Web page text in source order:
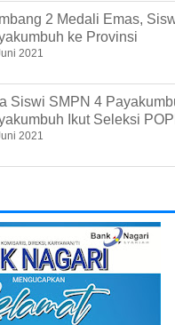
2 Medali Emas,
ke Provinsi
2021
Siswi SMPN 4
Ikut Seleksi
2021